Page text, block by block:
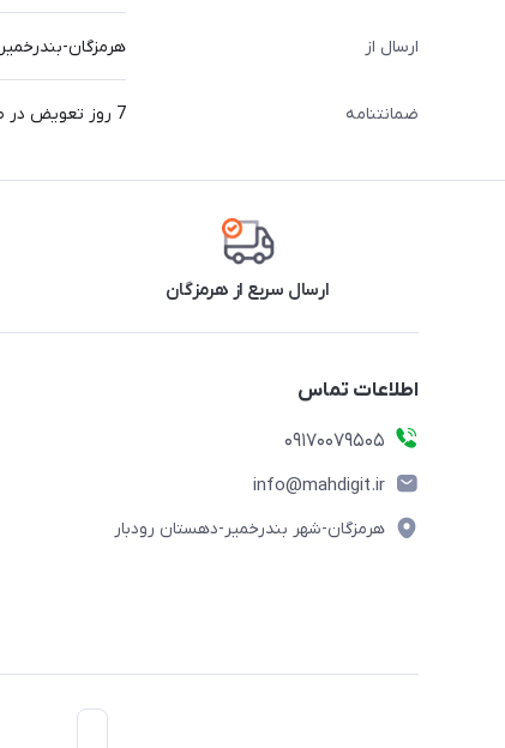
ارسال از هرمزگان-بندرخمیر
ضمانتنامه 7 روز تعویض در صورت ایراد
ارسال سریع از هرمزگان
اطلاعات تماس
09170079505
info@mahdigit.ir
هرمزگان-شهر بندرخمیر-دهستان رودبار